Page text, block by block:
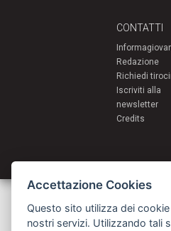
CONTATTI
Redazione
Richiedi
Iscriviti alla
newsletter
Credits
Servizi per i giovani - Scambi e
Comune di Bologna | Piazza Maggiore 6
giovani@comune.bologna.it
Accettazione Cookies
Questo sito utilizza dei
nostri servizi. Utilizzando tali